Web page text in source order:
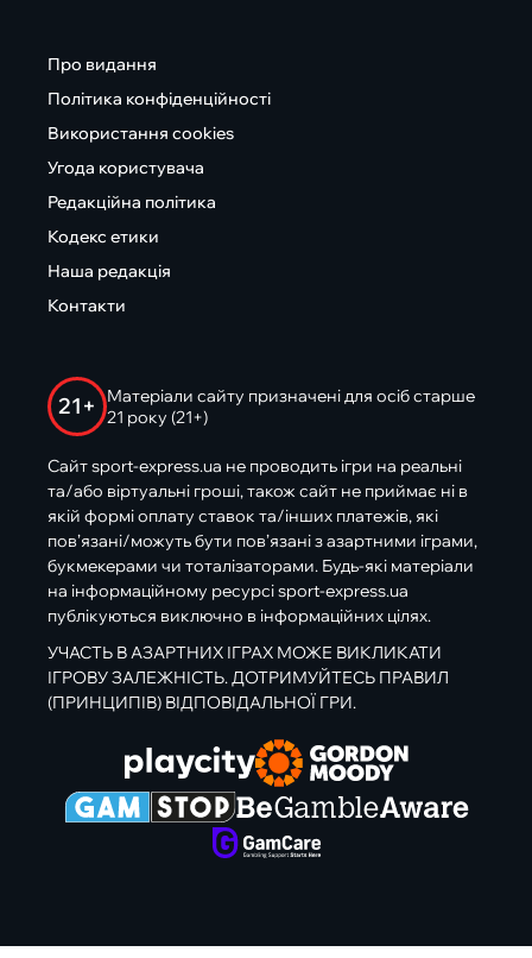
Про видання
Політика конфіденційності
Використання cookies
Угода користувача
Редакційна політика
Кодекс етики
Наша редакція
Контакти
21+
Матеріали сайту призначені для осіб старше
21 року (21+)
Сайт sport-express.ua не проводить ігри на реальні
та/або віртуальні гроші, також сайт не приймає ні в
якій формі оплату ставок та/інших платежів, які
пов’язані/можуть бути пов’язані з азартними іграми,
букмекерами чи тоталізаторами. Будь-які матеріали
на інформаційному ресурсі sport-express.ua
публікуються виключно в інформаційних цілях.
УЧАСТЬ В АЗАРТНИХ ІГРАХ МОЖЕ ВИКЛИКАТИ
ІГРОВУ ЗАЛЕЖНІСТЬ. ДОТРИМУЙТЕСЬ ПРАВИЛ
(ПРИНЦИПІВ) ВІДПОВІДАЛЬНОЇ ГРИ.